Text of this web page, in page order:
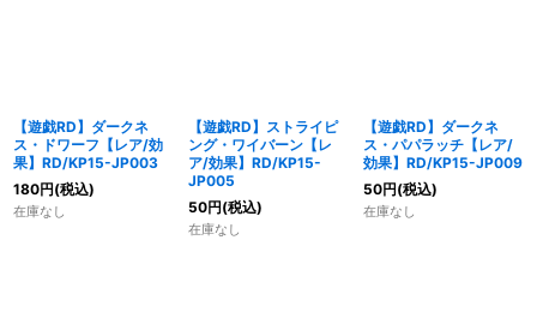
【遊戯RD】ダークネ
ス・ドワーフ【レア/効
果】RD/KP15-JP003
180円(税込)
在庫なし
【遊戯RD】ストライピ
ング・ワイバーン【レ
ア/効果】RD/KP15-
JP005
50円(税込)
在庫なし
【遊戯RD】ダークネ
ス・パパラッチ【レア/
効果】RD/KP15-JP009
50円(税込)
在庫なし